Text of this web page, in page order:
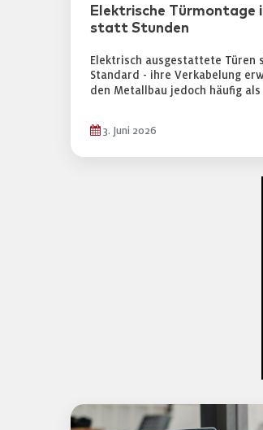
Elektrische Türmontage
statt Stunden
Elektrisch ausgestattete Türen
Standard - ihre Verkabelung
den Metallbau jedoch häufig
3. Juni 2026